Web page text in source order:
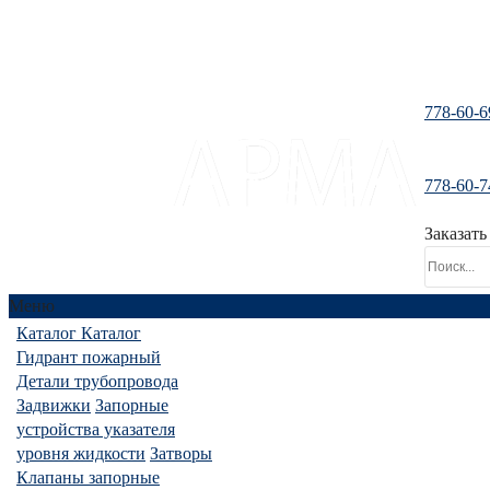
778-60-
778-60-
Меню
Каталог Каталог
Гидрант пожарный
Детали трубопровода
Задвижки Запорные
устройства указателя
уровня жидкости Затворы
Клапаны запорные